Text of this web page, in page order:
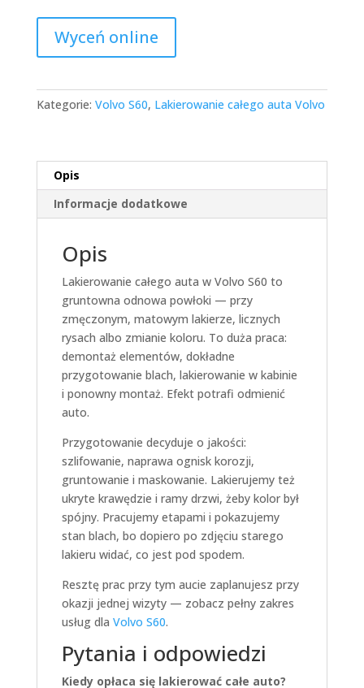
Wyceń online
Kategorie: Volvo S60, Lakierowanie całego auta Volvo
Opis
Informacje dodatkowe
Opis
Lakierowanie całego auta w Volvo S60 to
gruntowna odnowa powłoki — przy
zmęczonym, matowym lakierze, licznych
rysach albo zmianie koloru. To duża praca:
demontaż elementów, dokładne
przygotowanie blach, lakierowanie w kabinie
i ponowny montaż. Efekt potrafi odmienić
auto.
Przygotowanie decyduje o jakości:
szlifowanie, naprawa ognisk korozji,
gruntowanie i maskowanie. Lakierujemy też
ukryte krawędzie i ramy drzwi, żeby kolor był
spójny. Pracujemy etapami i pokazujemy
stan blach, bo dopiero po zdjęciu starego
lakieru widać, co jest pod spodem.
Resztę prac przy tym aucie zaplanujesz przy
okazji jednej wizyty — zobacz pełny zakres
usług dla Volvo S60.
Pytania i odpowiedzi
Kiedy opłaca się lakierować całe auto?